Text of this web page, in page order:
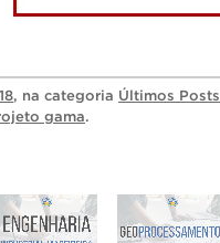
, na categoria Últimos Posts
gama.